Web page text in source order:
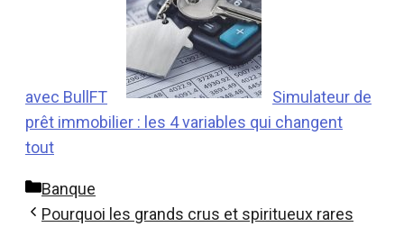
avec BullFT
Simulateur de
prêt immobilier : les 4 variables qui changent
tout
Catégories
Banque
Pourquoi les grands crus et spiritueux rares